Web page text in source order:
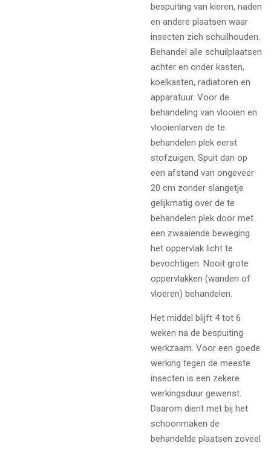
bespuiting van kieren, naden
en andere plaatsen waar
insecten zich schuilhouden.
Behandel alle schuilplaatsen
achter en onder kasten,
koelkasten, radiatoren en
apparatuur. Voor de
behandeling van vlooien en
vlooienlarven de te
behandelen plek eerst
stofzuigen. Spuit dan op
een afstand van ongeveer
20 cm zonder slangetje
gelijkmatig over de te
behandelen plek door met
een zwaaiende beweging
het oppervlak licht te
bevochtigen. Nooit grote
oppervlakken (wanden of
vloeren) behandelen.
Het middel blijft 4 tot 6
weken na de bespuiting
werkzaam. Voor een goede
werking tegen de meeste
insecten is een zekere
werkingsduur gewenst.
Daarom dient met bij het
schoonmaken de
behandelde plaatsen zoveel